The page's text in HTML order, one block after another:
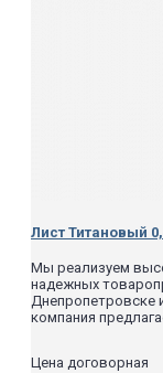
Лист Титановый
Мы реализуем
надежных
Днепропетровске
компания
Цена договорная